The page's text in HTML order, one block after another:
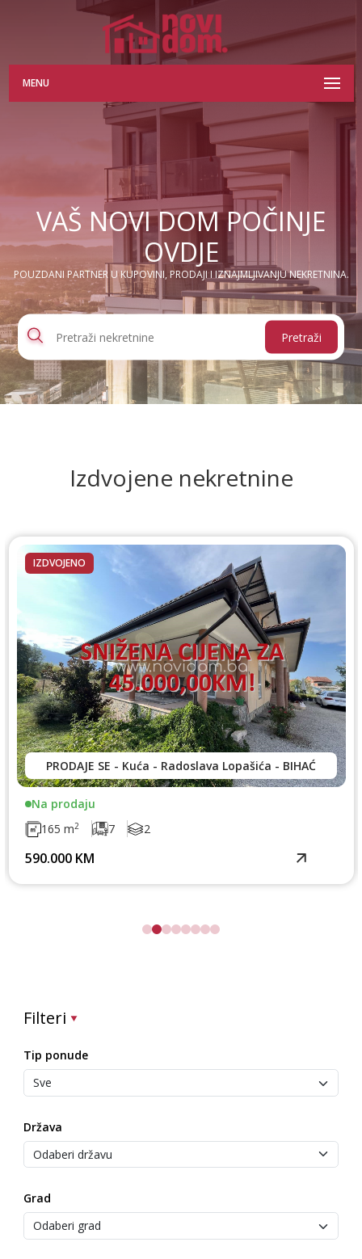
MENU
VAŠ NOVI DOM POČINJE
OVDJE
POUZDANI PARTNER U KUPOVINI, PRODAJI I IZNAJMLJIVANJU NEKRETNINA.
Pretraži
Izdvojene nekretnine
IZDVOJENO
PRODAJE SE - Kuća - Radoslava Lopašića - BIHAĆ
Na prodaju
165 m2 7 2
590.000 KM
Filteri
Tip ponude
Država
Grad